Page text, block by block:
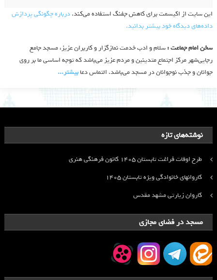
این سایت از اکیسمت برای کاهش جفنگ استفاده می‌کند.درباره چگونگی پردازش
داده‌های دیدگاه خود بیشتر بدانید.
سخن امام جماعت :سلام و ادب خدمت نمازگزار و کاربران عزیز، مسجد جامع
رجایی‌شهر مرکز اجتماع متدینین و مردم عزیز می‌باشد که توجه اساسی ما بر روی
جوانان و جذب نوجوانان در مسجد می‌باشد. التماس دعابیشتر‫...‬
نوشته‌های تازه
طرح اوقات فراغت تابستان ۱۴۰۵ کانون فرهنگی هنری
کاروانهای خانوادگی ویژه تابستان ۱۴۰۵
کاروان زیارتی مشهد مقدس
مسجد در فضای مجازی